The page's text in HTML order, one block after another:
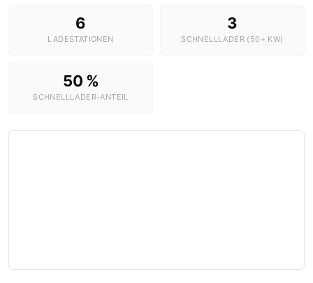
6
LADESTATIONEN
3
SCHNELLLADER (50+ KW)
50 %
SCHNELLLADER-ANTEIL